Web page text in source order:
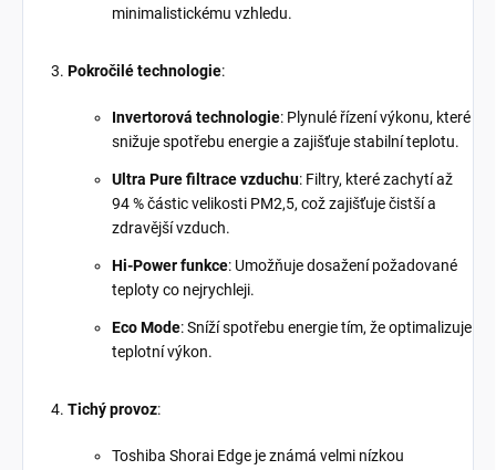
minimalistickému vzhledu.
Pokročilé technologie:
Invertorová technologie: Plynulé řízení výkonu, které
snižuje spotřebu energie a zajišťuje stabilní teplotu.
Ultra Pure filtrace vzduchu: Filtry, které zachytí až
94 % částic velikosti PM2,5, což zajišťuje čistší a
zdravější vzduch.
Hi-Power funkce: Umožňuje dosažení požadované
teploty co nejrychleji.
Eco Mode: Sníží spotřebu energie tím, že optimalizuje
teplotní výkon.
Tichý provoz:
Toshiba Shorai Edge je známá velmi nízkou